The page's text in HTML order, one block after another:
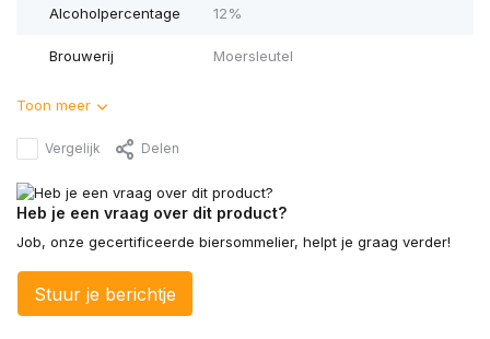
Alcoholpercentage 12%
Brouwerij Moersleutel
Toon meer
Vergelijk Delen
Heb je een vraag over dit product?
Job, onze gecertificeerde biersommelier, helpt je graag verder!
Stuur je berichtje